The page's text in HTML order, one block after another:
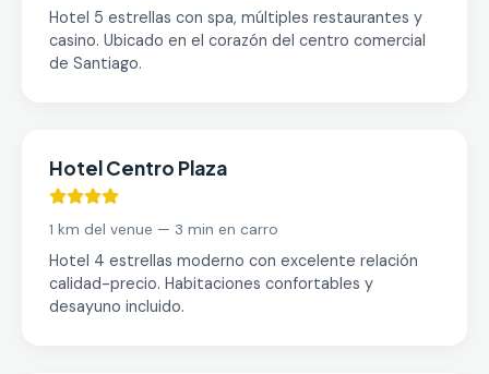
Hotel 5 estrellas con spa, múltiples restaurantes y
casino. Ubicado en el corazón del centro comercial
de Santiago.
Hotel Centro Plaza
1 km del venue — 3 min en carro
Hotel 4 estrellas moderno con excelente relación
calidad-precio. Habitaciones confortables y
desayuno incluido.